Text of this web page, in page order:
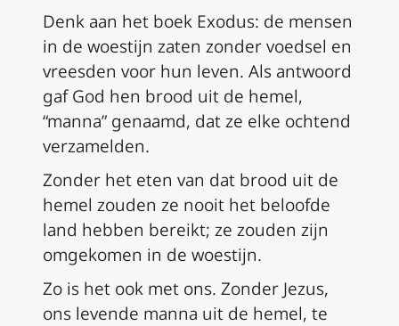
Denk aan het boek Exodus: de mensen
in de woestijn zaten zonder voedsel en
vreesden voor hun leven. Als antwoord
gaf God hen brood uit de hemel,
“manna” genaamd, dat ze elke ochtend
verzamelden.
Zonder het eten van dat brood uit de
hemel zouden ze nooit het beloofde
land hebben bereikt; ze zouden zijn
omgekomen in de woestijn.
Zo is het ook met ons. Zonder Jezus,
ons levende manna uit de hemel, te